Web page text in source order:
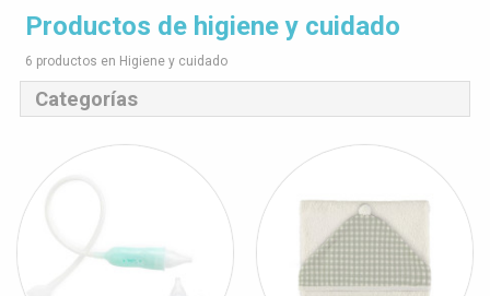
Productos de higiene y cuidado
6 productos en Higiene y cuidado
Categorías